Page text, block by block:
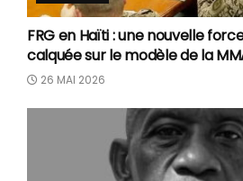
FRG en Haïti : une nouvelle
calquée sur le modèle de la
26 MAI 2026